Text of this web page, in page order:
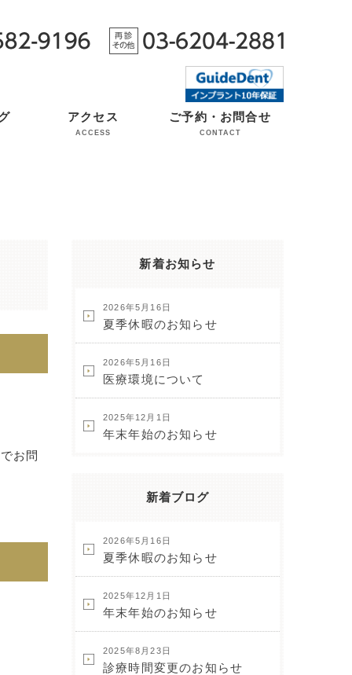
アクセス
ACCESS
ご予約・お問合せ
CONTACT
お問
新着お知らせ
2026年5月16日
夏季休暇のお知らせ
2026年5月16日
医療環境について
2025年12月1日
年末年始のお知らせ
新着ブログ
2026年5月16日
夏季休暇のお知らせ
2025年12月1日
年末年始のお知らせ
2025年8月23日
診療時間変更のお知らせ